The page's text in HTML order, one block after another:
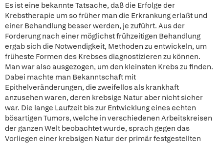
Es ist eine bekannte Tatsache, daß die Erfolge der
Krebstherapie um so früher man die Erkrankung erlaßt und
einer Behandlung besser werden, je zuführt. Aus der
Forderung nach einer möglichst frühzeitigen Behandlung
ergab sich die Notwendigkeit, Methoden zu entwickeln, um
früheste Formen des Krebses diagnostizieren zu können.
Man war also ausgezogen, um den kleinsten Krebs zu finden.
Dabei machte man Bekanntschaft mit
Epithelveränderungen, die zweifellos als krankhaft
anzusehen waren, deren krebsige Natur aber nicht sicher
war. Die lange Laufzeit bis zur Entwicklung eines echten
bösartigen Tumors, welche in verschiedenen Arbeitskreisen
der ganzen Welt beobachtet wurde, sprach gegen das
Vorliegen einer krebsigen Natur der primär festgestellten